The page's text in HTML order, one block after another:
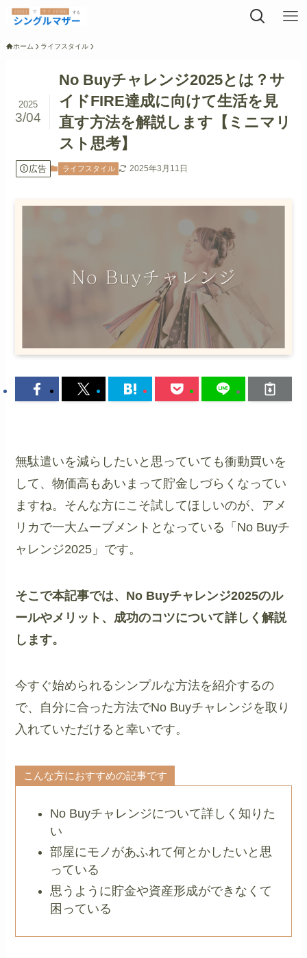
ホーム ライフスタイル
No Buyチャレンジ2025とは？サ
イドFIRE達成に向けて生活を見
直す方法を解説します【ミニマリ
スト思考】
2025
3/04
広告 ライフスタイル 2025年3月11日
無駄遣いを減らしたいと思っていても衝動買いを
して、物価高もあいまって貯金しづらくなってい
ますね。そんな方にこそ試してほしいのが、アメ
リカで一大ムーブメントとなっている「No Buyチ
ャレンジ2025」です。
そこで本記事では、No Buyチャレンジ2025のル
ールやメリット、成功のコツについて詳しく解説
します。
今すぐ始められるシンプルな方法を紹介するの
で、自分に合った方法でNo Buyチャレンジを取り
入れていただけると幸いです。
こんな方におすすめの記事です
No Buyチャレンジについて詳しく知りた
い
部屋にモノがあふれて何とかしたいと思
っている
思うように貯金や資産形成ができなくて
困っている